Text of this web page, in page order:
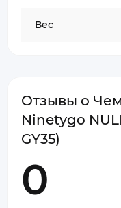
Вес
Отзывы о
Ninetygo
GY35)
0